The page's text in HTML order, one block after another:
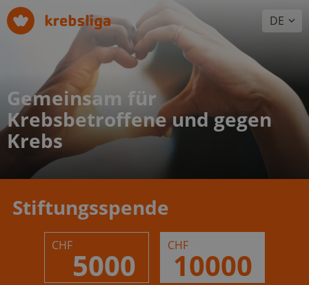
DE
Gemeinsam für
Krebsbetroffene und gegen
Krebs
Stiftungsspende
5000
CHF
10000
CHF